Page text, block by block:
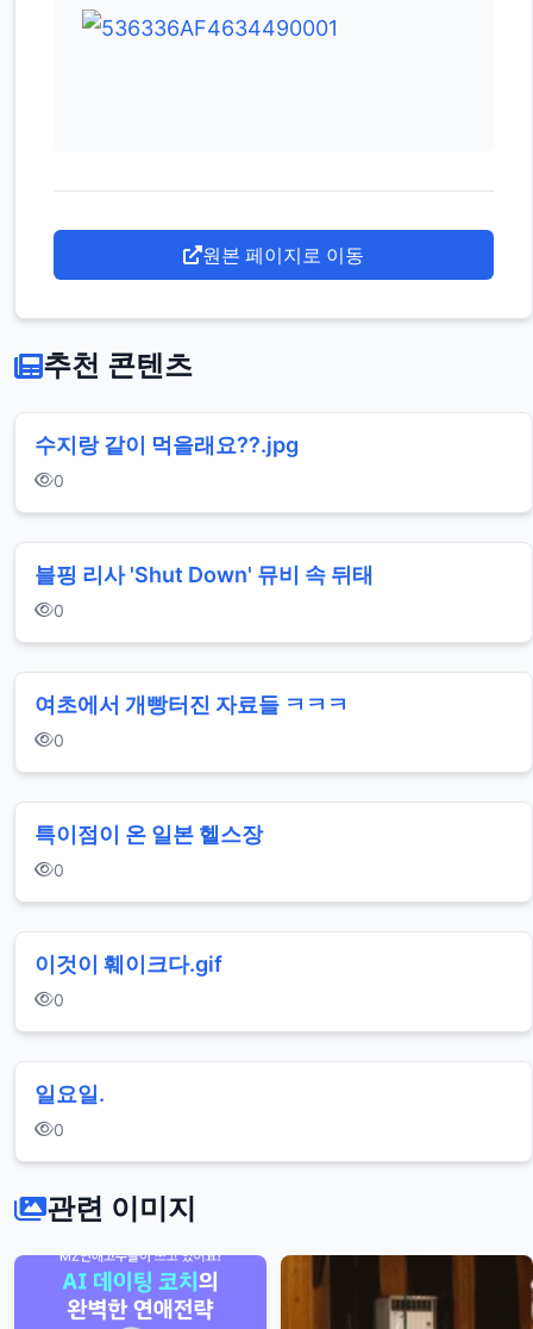
원본 페이지로 이동
추천 콘텐츠
수지랑 같이 먹을래요??.jpg
0
블핑 리사 'Shut Down' 뮤비 속 뒤태
0
여초에서 개빵터진 자료들 ㅋㅋㅋ
0
특이점이 온 일본 헬스장
0
이것이 훼이크다.gif
0
일요일.
0
관련 이미지